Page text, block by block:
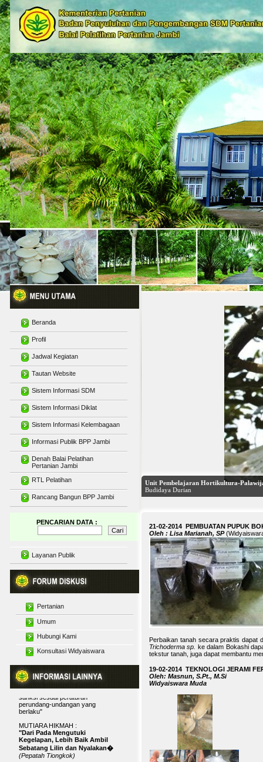
Beranda
Profil
Jadwal Kegiatan
Tautan Website
Sistem Informasi SDM
Sistem Informasi Diklat
Sistem Informasi Kelembagaan
Informasi Publik BPP Jambi
Denah Balai Pelatihan
Pertanian Jambi
RTL Pelatihan
Rancang Bangun BPP Jambi
PENCARIAN DATA :
Layanan Publik
Pertanian
Budidaya Tanaman
Pelatihan Pertanian
Penyuluhan Pertanian
Umum
Diskusi Pertanian
Hubungi Kami
Interaktif
Konsultasi Widyaiswara
Tanggapan Artikel dan
Karya Tulis
Widyaiswara
Motto"BAPELTAN JAMBI BISA"
Maklumat Pelayanan Infromasi
Publik
"Dengan ini, kami menyatakan
sanggup menyelenggarakan
pelayanan informasi publik yang
menepati janji, kami siap menerima
sanksi sesuai peraturan
perundang-undangan yang
MUTIARA HIKMAH :
"Dari Pada Mengutuki
Sebatang Lilin dan Nyalakan�
(Pepatah Tiongkok)
Jam Pelayanan
a. Pelayanan Tamu
21-02-2014 PEMBUATAN PUPUK
Oleh : Lisa Marianah, SP
Perbaikan tanah secara praktis dapat
Trichoderma sp. ke dalam Bokashi
tekstur tanah, juga dapat membantu
19-02-2014 TEKNOLOGI JERAMI
Oleh: Masnun, S.Pt., M.Si
Widyaiswara Muda